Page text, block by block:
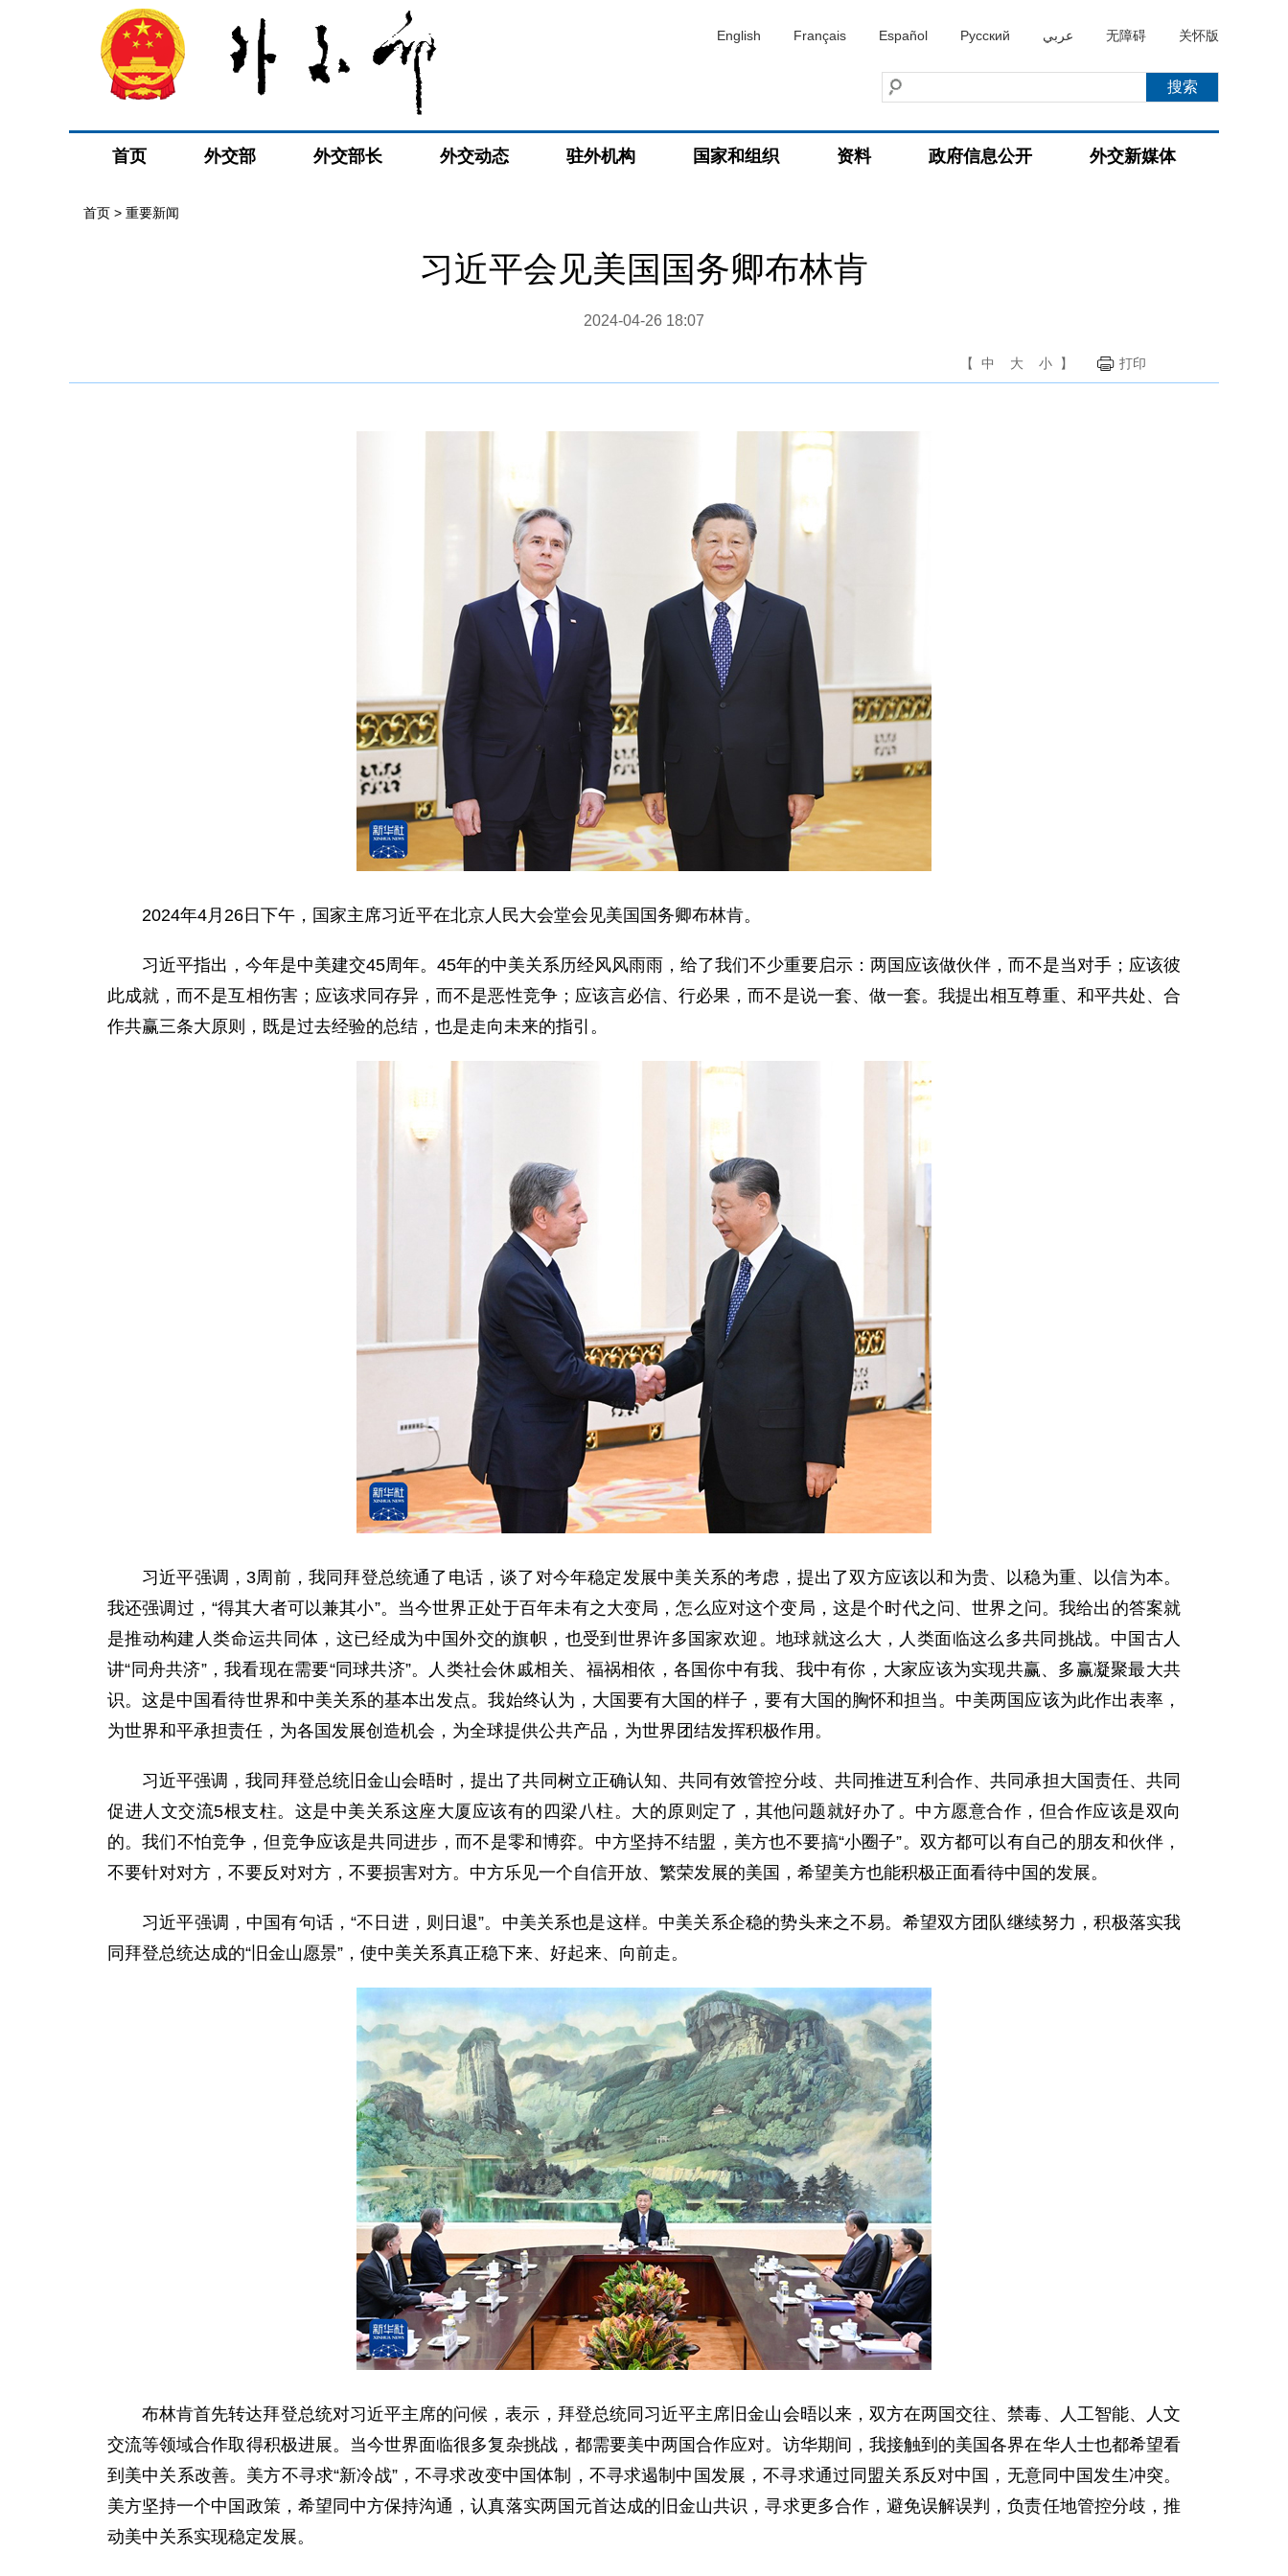
English Français Español Русский عربي 无障碍 关怀版
首页 外交部 外交部长 外交动态 驻外机构 国家和组织 资料 政府信息公开 外交新媒体
首页 > 重要新闻
习近平会见美国国务卿布林肯
2024-04-26 18:07
【 中 大 小 】 打印
2024年4月26日下午，国家主席习近平在北京人民大会堂会见美国国务卿布林肯。
习近平指出，今年是中美建交45周年。45年的中美关系历经风风雨雨，给了我们不少重要启示：两国应该做伙伴，而不是当对手；应该彼
此成就，而不是互相伤害；应该求同存异，而不是恶性竞争；应该言必信、行必果，而不是说一套、做一套。我提出相互尊重、和平共处、合
作共赢三条大原则，既是过去经验的总结，也是走向未来的指引。
习近平强调，3周前，我同拜登总统通了电话，谈了对今年稳定发展中美关系的考虑，提出了双方应该以和为贵、以稳为重、以信为本。
我还强调过，“得其大者可以兼其小”。当今世界正处于百年未有之大变局，怎么应对这个变局，这是个时代之问、世界之问。我给出的答案就
是推动构建人类命运共同体，这已经成为中国外交的旗帜，也受到世界许多国家欢迎。地球就这么大，人类面临这么多共同挑战。中国古人
讲“同舟共济”，我看现在需要“同球共济”。人类社会休戚相关、福祸相依，各国你中有我、我中有你，大家应该为实现共赢、多赢凝聚最大共
识。这是中国看待世界和中美关系的基本出发点。我始终认为，大国要有大国的样子，要有大国的胸怀和担当。中美两国应该为此作出表率，
为世界和平承担责任，为各国发展创造机会，为全球提供公共产品，为世界团结发挥积极作用。
习近平强调，我同拜登总统旧金山会晤时，提出了共同树立正确认知、共同有效管控分歧、共同推进互利合作、共同承担大国责任、共同
促进人文交流5根支柱。这是中美关系这座大厦应该有的四梁八柱。大的原则定了，其他问题就好办了。中方愿意合作，但合作应该是双向
的。我们不怕竞争，但竞争应该是共同进步，而不是零和博弈。中方坚持不结盟，美方也不要搞“小圈子”。双方都可以有自己的朋友和伙伴，
不要针对对方，不要反对对方，不要损害对方。中方乐见一个自信开放、繁荣发展的美国，希望美方也能积极正面看待中国的发展。
习近平强调，中国有句话，“不日进，则日退”。中美关系也是这样。中美关系企稳的势头来之不易。希望双方团队继续努力，积极落实我
同拜登总统达成的“旧金山愿景”，使中美关系真正稳下来、好起来、向前走。
布林肯首先转达拜登总统对习近平主席的问候，表示，拜登总统同习近平主席旧金山会晤以来，双方在两国交往、禁毒、人工智能、人文
交流等领域合作取得积极进展。当今世界面临很多复杂挑战，都需要美中两国合作应对。访华期间，我接触到的美国各界在华人士也都希望看
到美中关系改善。美方不寻求“新冷战”，不寻求改变中国体制，不寻求遏制中国发展，不寻求通过同盟关系反对中国，无意同中国发生冲突。
美方坚持一个中国政策，希望同中方保持沟通，认真落实两国元首达成的旧金山共识，寻求更多合作，避免误解误判，负责任地管控分歧，推
动美中关系实现稳定发展。